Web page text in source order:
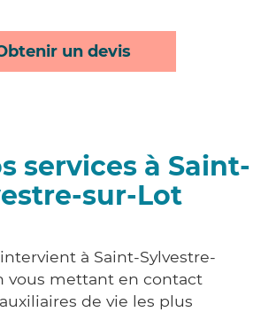
un devis
services à Saint-
sur-Lot
à Saint-Sylvestre-
vous mettant en contact
de vie les plus